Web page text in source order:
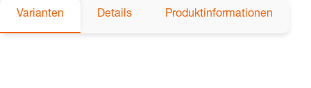
Varianten Details Produktinformationen